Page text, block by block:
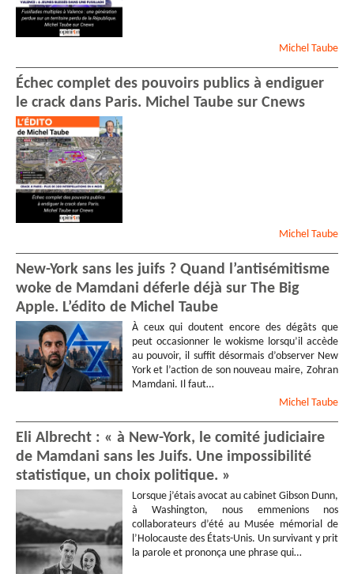
Michel Taube
Échec complet des pouvoirs publics à endiguer
le crack dans Paris. Michel Taube sur Cnews
Michel Taube
New-York sans les juifs ? Quand l’antisémitisme
woke de Mamdani déferle déjà sur The Big
Apple. L’édito de Michel Taube
À ceux qui doutent encore des dégâts que
peut occasionner le wokisme lorsqu’il accède
au pouvoir, il suffit désormais d’observer New
York et l’action de son nouveau maire, Zohran
Mamdani. Il faut…
Michel Taube
Eli Albrecht : « à New-York, le comité judiciaire
de Mamdani sans les Juifs. Une impossibilité
statistique, un choix politique. »
Lorsque j’étais avocat au cabinet Gibson Dunn,
à Washington, nous emmenions nos
collaborateurs d’été au Musée mémorial de
l’Holocauste des États-Unis. Un survivant y prit
la parole et prononça une phrase qui…